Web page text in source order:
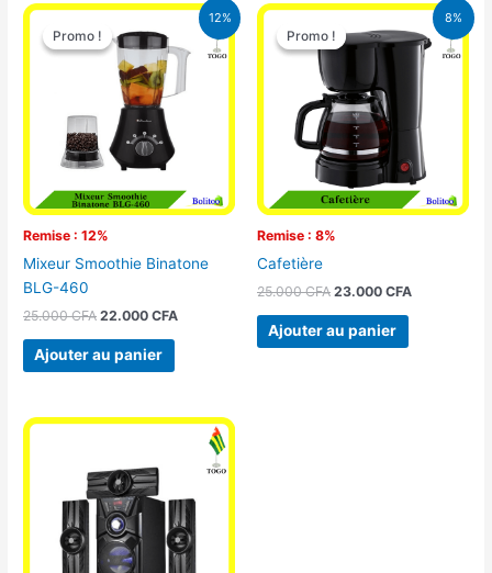
12%
Promo !
Remise : 12%
Promo !
Mixeur Smoothie Binatone
BLG-460
25.000CFA
Le
prix
initial
était :
25.000 CFA.
22.000CFA
Le
prix
actuel
est :
Ajouter au panier
8%
Promo !
Remise : 8%
Promo !
Cafetière
25.000CFA
Le
prix
initial
25.000 CFA.
23.000 CFA
Le
prix
actuel
est :
23.000 CFA.
Ajouter au panier